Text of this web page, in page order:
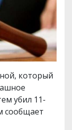
который
убил 11-
сообщает